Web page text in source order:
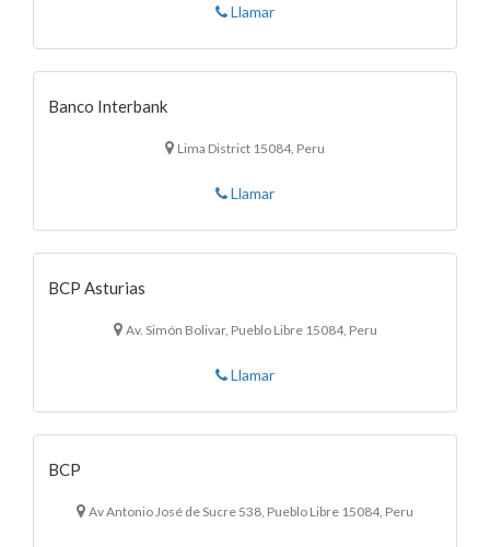
Llamar
Banco Interbank
Lima District 15084, Peru
Llamar
BCP Asturias
Av. Simón Bolivar, Pueblo Libre 15084, Peru
Llamar
BCP
Av Antonio José de Sucre 538, Pueblo Libre 15084, Peru